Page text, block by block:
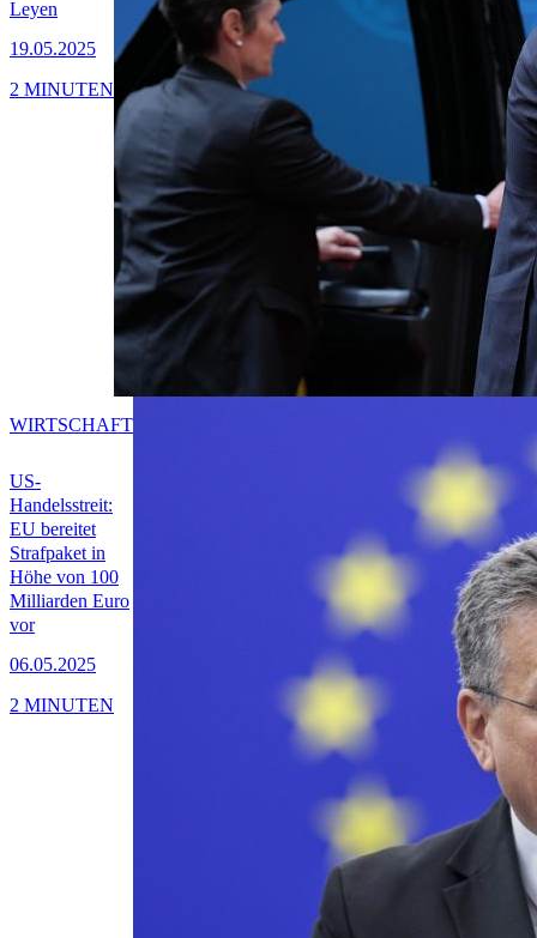
Leyen
19.05.2025
2 MINUTEN
US-
Handelsstreit:
EU bereitet
Strafpaket in
Höhe von 100
Milliarden Euro
vor
06.05.2025
WIRTSCHAFT
2 MINUTEN